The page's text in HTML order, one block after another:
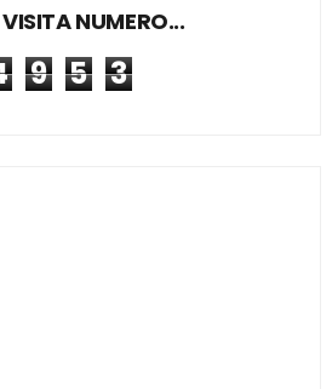
VISITA NUMERO...
9 5 3